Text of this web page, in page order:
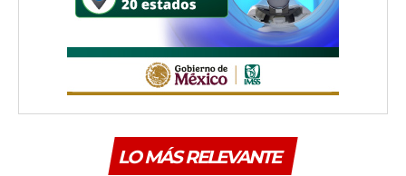
LO MÁS RELEVANTE